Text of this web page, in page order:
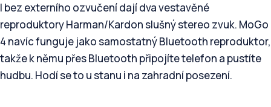
I bez externího ozvučení dají dva vestavěné
reproduktory Harman/Kardon slušný stereo zvuk. MoGo
4 navíc funguje jako samostatný Bluetooth reproduktor,
takže k němu přes Bluetooth připojíte telefon a pustíte
hudbu. Hodí se to u stanu i na zahradní posezení.